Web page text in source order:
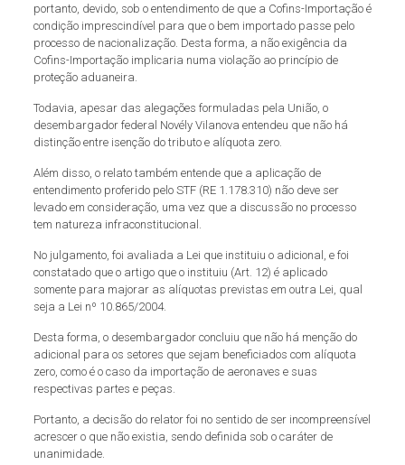
portanto, devido, sob o entendimento de que a Cofins-Importação é
condição imprescindível para que o bem importado passe pelo
processo de nacionalização. Desta forma, a não exigência da
Cofins-Importação implicaria numa violação ao princípio de
proteção aduaneira.
Todavia, apesar das alegações formuladas pela União, o
desembargador federal Novély Vilanova entendeu que não há
distinção entre isenção do tributo e alíquota zero.
Além disso, o relato também entende que a aplicação de
entendimento proferido pelo STF (RE 1.178.310) não deve ser
levado em consideração, uma vez que a discussão no processo
tem natureza infraconstitucional.
No julgamento, foi avaliada a Lei que instituiu o adicional, e foi
constatado que o artigo que o instituiu (Art. 12) é aplicado
somente para majorar as alíquotas previstas em outra Lei, qual
seja a Lei nº 10.865/2004.
Desta forma, o desembargador concluiu que não há menção do
adicional para os setores que sejam beneficiados com alíquota
zero, como é o caso da importação de aeronaves e suas
respectivas partes e peças.
Portanto, a decisão do relator foi no sentido de ser incompreensível
acrescer o que não existia, sendo definida sob o caráter de
unanimidade.